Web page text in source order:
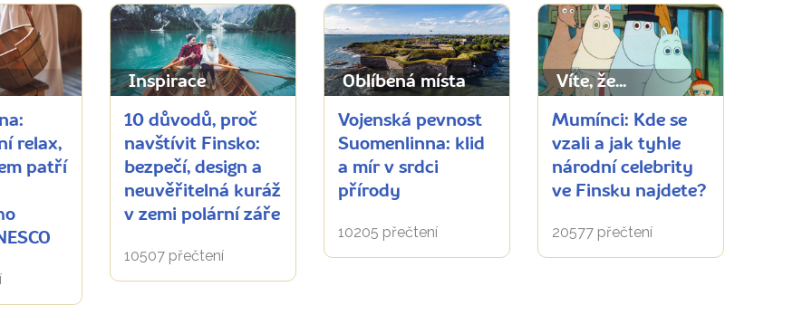
relax,
patří
Inspirace
10 důvodů, proč
navštívit Finsko:
bezpečí, design a
neuvěřitelná kuráž
v zemi polární záře
10507 přečtení
Oblíbená místa
Vojenská pevnost
Suomenlinna: klid
a mír v srdci
přírody
10205 přečtení
Víte, že...
Mumínci: Kde se
vzali a jak tyhle
národní celebrity
ve Finsku najdete?
20577 přečtení